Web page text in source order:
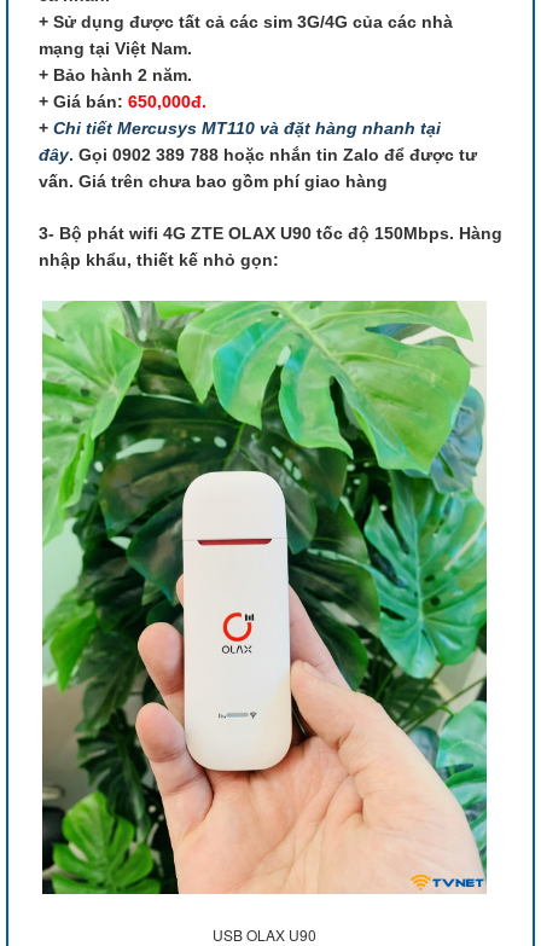
+ Sử dụng được tất cả các sim 3G/4G của các nhà
mạng tại Việt Nam.
+ Bảo hành 2 năm.
+ Giá bán: 650,000đ.
+ Chi tiết Mercusys MT110 và đặt hàng nhanh tại
đây. Gọi 0902 389 788 hoặc nhắn tin Zalo để được tư
vấn. Giá trên chưa bao gồm phí giao hàng
3- Bộ phát wifi 4G ZTE OLAX U90 tốc độ 150Mbps. Hàng
nhập khẩu, thiết kế nhỏ gọn:
USB OLAX U90